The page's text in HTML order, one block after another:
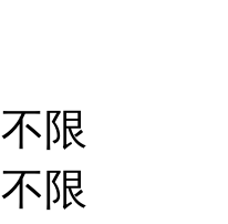
不限
不限